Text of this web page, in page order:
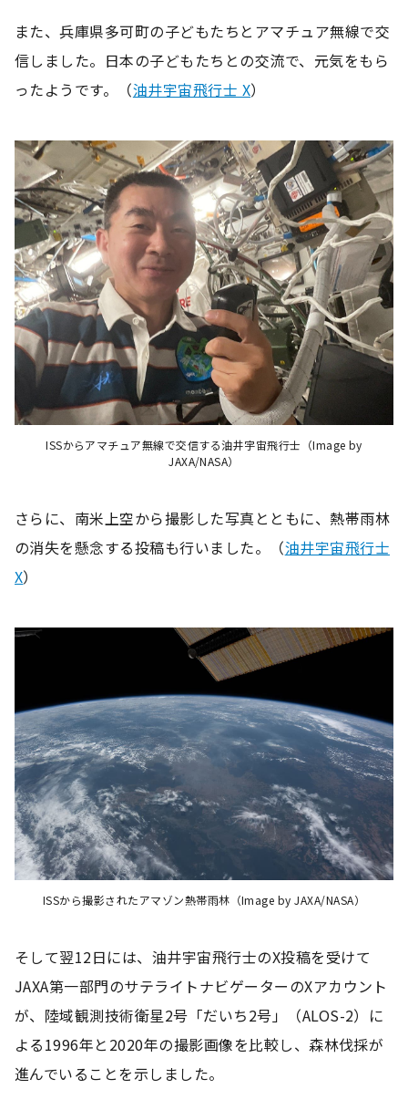
また、兵庫県多可町の子どもたちとアマチュア無線で交
信しました。日本の子どもたちとの交流で、元気をもら
ったようです。（油井宇宙飛行士 X）
ISSからアマチュア無線で交信する油井宇宙飛行士（Image by
JAXA/NASA）
さらに、南米上空から撮影した写真とともに、熱帯雨林
の消失を懸念する投稿も行いました。（油井宇宙飛行士
X）
ISSから撮影されたアマゾン熱帯雨林（Image by JAXA/NASA）
そして翌12日には、油井宇宙飛行士のX投稿を受けて
JAXA第一部門のサテライトナビゲーターのXアカウント
が、陸域観測技術衛星2号「だいち2号」（ALOS-2）に
よる1996年と2020年の撮影画像を比較し、森林伐採が
進んでいることを示しました。